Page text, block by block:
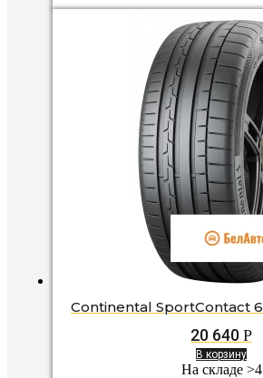
Continental SportContact 6
20 640 Р
В корзину
На складе >4